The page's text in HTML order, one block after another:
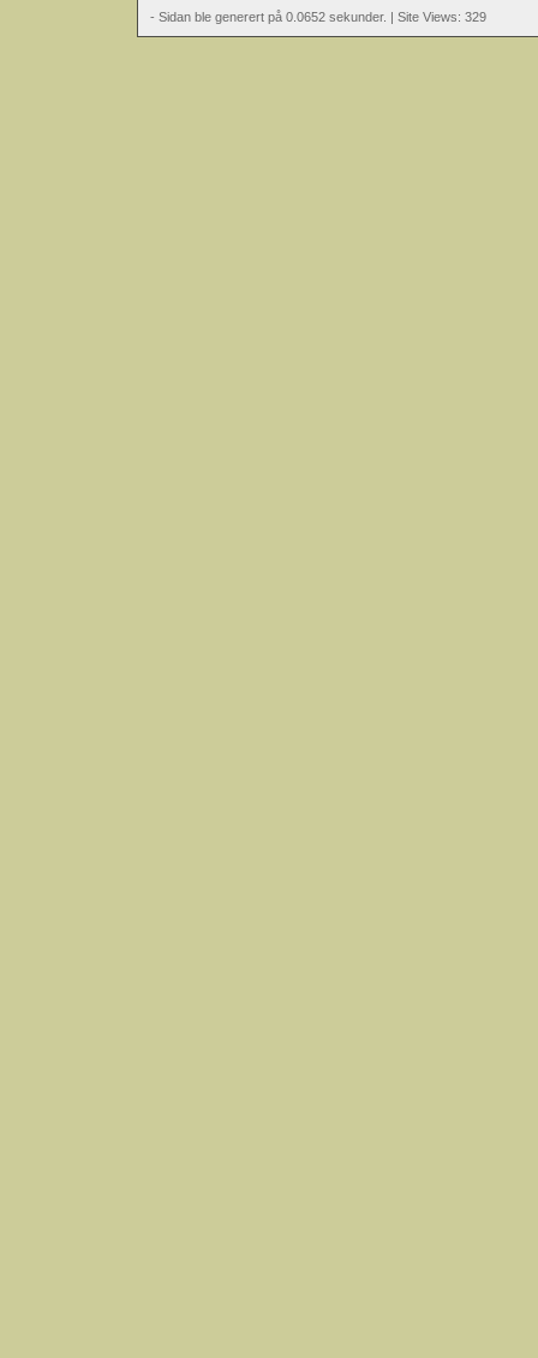
- Sidan ble generert på 0.0652 sekunder. | Site Views: 329